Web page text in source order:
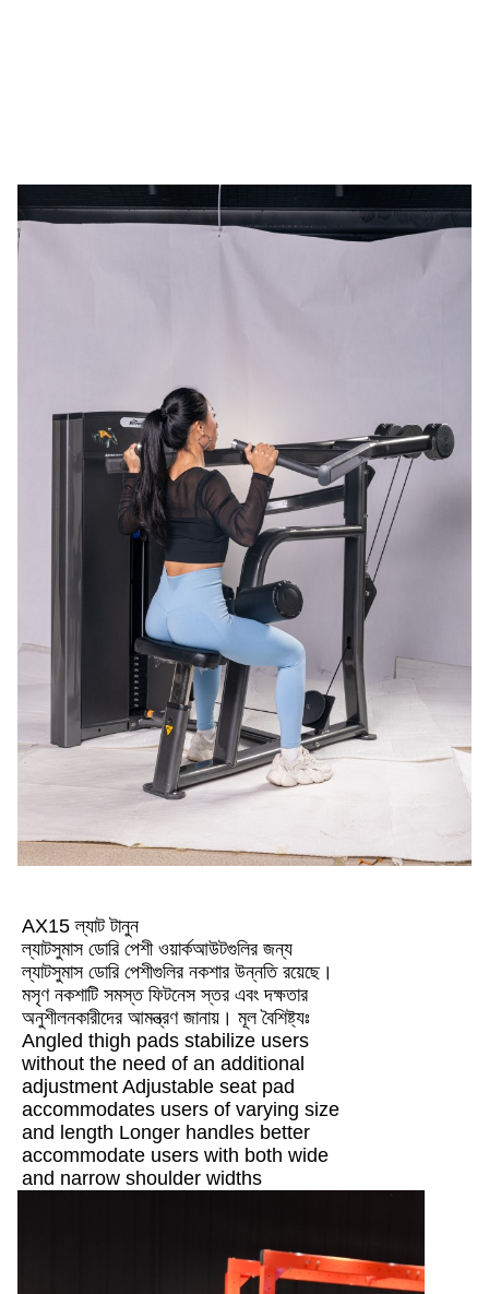
AX15 ল্যাট টানুন
ল্যাটসুমাস ডোরি পেশী ওয়ার্কআউটগুলির জন্য
ল্যাটসুমাস ডোরি পেশীগুলির নকশার উন্নতি রয়েছে।
মসৃণ নকশাটি সমস্ত ফিটনেস স্তর এবং দক্ষতার
অনুশীলনকারীদের আমন্ত্রণ জানায়। মূল বৈশিষ্ট্যঃ
Angled thigh pads stabilize users
without the need of an additional
adjustment Adjustable seat pad
accommodates users of varying size
and length Longer handles better
accommodate users with both wide
and narrow shoulder widths